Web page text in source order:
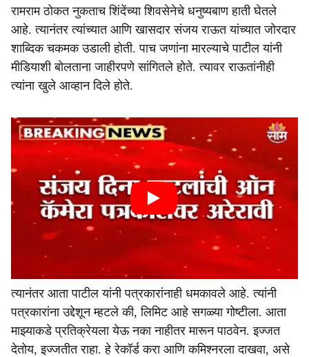
रामराम ठोकत नुकताच शिंदेंच्या शिवसेनेचे धनुष्यबाण हाती घेतले
आहे. त्यानंतर त्यांच्यात आणि खासदार संजय राऊत यांच्यात जोरदार
शा‍ब्दिक चकमक उडाली होती. पाच जणांना मारल्याचे पाटील यांनी
मीडियाशी बोलताना जाहीरपणे सांगितले होते. त्यावर राऊतांनीही
त्यांना खुले आव्हान दिले होते.
त्यानंतर आता पाटील यांनी पत्रकारांनाही धमकावले आहे. त्यांनी
पत्रकारांना उद्देशून म्हटले की, लिमिट आहे सगळ्या गोष्टीला. आता
माझ्याकडे प्रतिक्रेयला येऊ नका नाहीतर मारून पाठवेन. इज्जत
देतोय, इज्जतीत राहा. हे रेकॉर्ड करा आणि कमिश्नरला दाखवा, असे